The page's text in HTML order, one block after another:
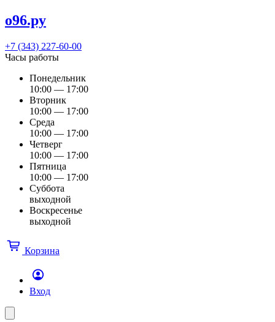
о96.ру
+7 (343) 227-60-00
Часы работы
Понедельник
10:00 — 17:00
Вторник
10:00 — 17:00
Среда
10:00 — 17:00
Четверг
10:00 — 17:00
Пятница
10:00 — 17:00
Суббота
выходной
Воскресенье
выходной
Корзина
Вход